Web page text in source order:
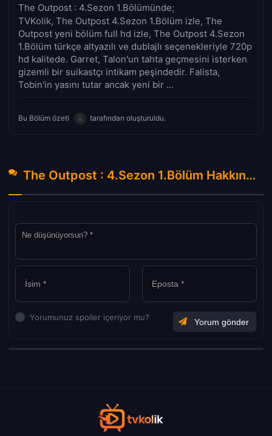
The Outpost : 4.Sezon 1.Bölümünde;
TVKolik, The Outpost 4.Sezon 1.Bölüm izle, The
Outpost yeni bölüm full hd izle, The Outpost 4.Sezon
1.Bölüm türkçe altyazılı ve dublajlı seçenekleriyle 720p
hd kalitede. Garret, Talon'un tahta geçmesini isterken
gizemli bir suikastçı intikam peşindedir. Falista,
Tobin'in yasını tutar ancak yeni bir ...
Bu Bölüm özeti tarafından oluşturuldu.
The Outpost : 4.Sezon 1.Bölüm Hakkında Yorumlar
Yorumunuz spoiler içeriyor mu?